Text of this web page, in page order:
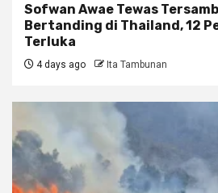
Sofwan Awae Tewas
Bertanding di Thailand, 12
Terluka
4 days ago Ita Tambunan